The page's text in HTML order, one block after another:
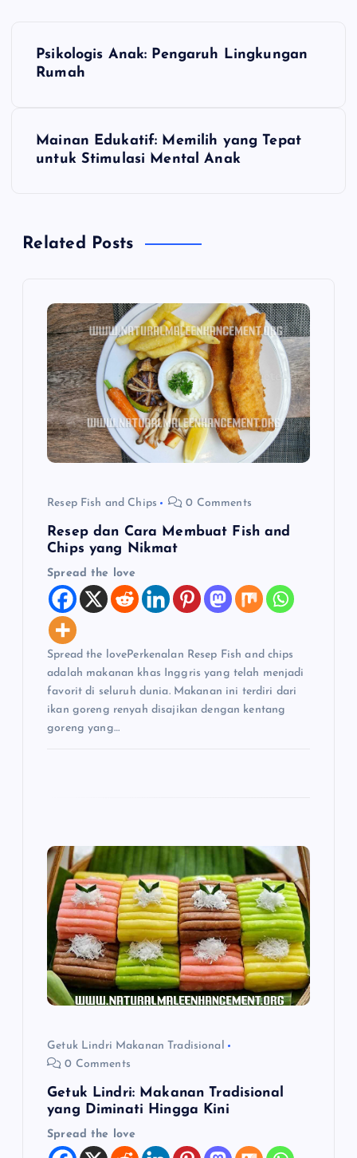
N
a
Psikologis Anak: Pengaruh Lingkungan
Rumah
Mainan Edukatif: Memilih yang Tepat
untuk Stimulasi Mental Anak
Related Posts
Resep Fish and Chips 0 Comments
Resep dan Cara Membuat Fish and
Chips yang Nikmat
Spread the love
Spread the lovePerkenalan Resep Fish and chips
adalah makanan khas Inggris yang telah menjadi
favorit di seluruh dunia. Makanan ini terdiri dari
ikan goreng renyah disajikan dengan kentang
goreng yang…
Getuk Lindri Makanan Tradisional
0 Comments
Getuk Lindri: Makanan Tradisional
yang Diminati Hingga Kini
Spread the love